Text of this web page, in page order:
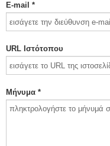
E-mail *
URL Ιστότοπου
Μήνυμα *